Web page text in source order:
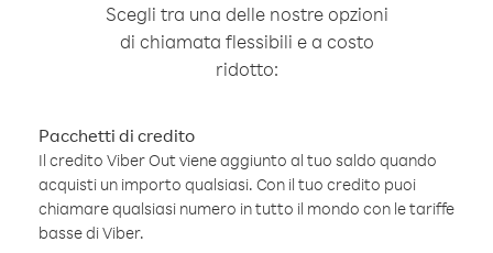
Scegli tra una delle nostre opzioni
di chiamata flessibili e a costo
ridotto:
Pacchetti di credito
Il credito Viber Out viene aggiunto al tuo saldo quando
acquisti un importo qualsiasi. Con il tuo credito puoi
chiamare qualsiasi numero in tutto il mondo con le tariffe
basse di Viber.